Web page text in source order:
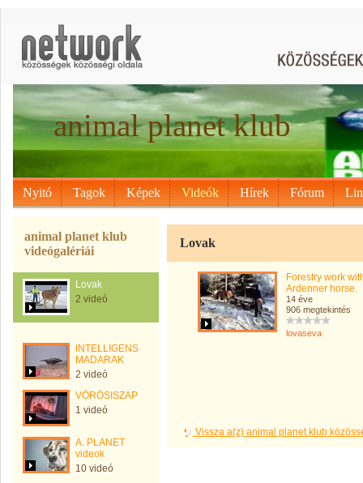
animal planet klub
Nyitó Tagok Képek Videók Hírek Fórum
animal planet klub
videógalériái
Lovak
2 videó
INTELLIGENS
MADARAK
2 videó
VÖRÖSISZAP
1 videó
A. PLANET
videok
10 videó
Lovak
Forestry work
Ardenner horse.
14 éve
906 megtekintés
lovaseva
Vissza a(z) animal planet klub